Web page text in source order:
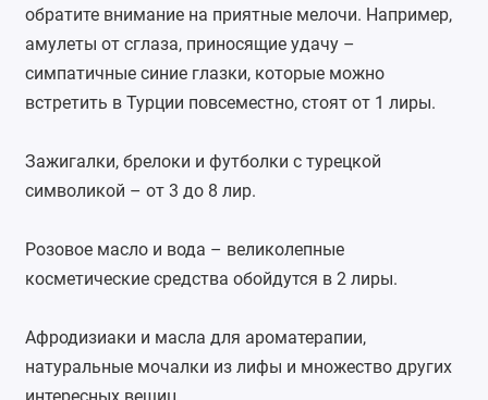
обратите внимание на приятные мелочи. Например,
амулеты от сглаза, приносящие удачу –
симпатичные синие глазки, которые можно
встретить в Турции повсеместно, стоят от 1 лиры.
Зажигалки, брелоки и футболки с турецкой
символикой – от 3 до 8 лир.
Розовое масло и вода – великолепные
косметические средства обойдутся в 2 лиры.
Афродизиаки и масла для ароматерапии,
натуральные мочалки из лифы и множество других